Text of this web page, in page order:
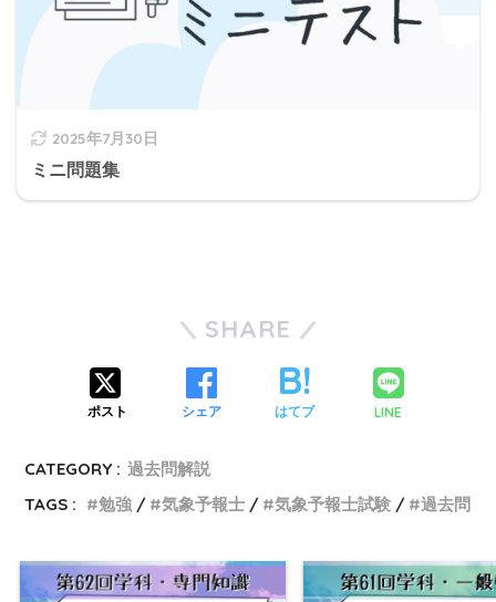
2025年7月30日
ミニ問題集
SHARE
ポスト シェア はてブ LINE
CATEGORY : 過去問解説
TAGS :
勉強 気象予報士 気象予報士試験 過去問